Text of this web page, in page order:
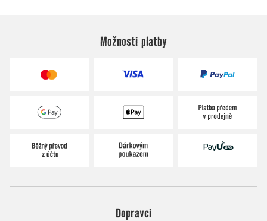
Možnosti platby
Dopravci